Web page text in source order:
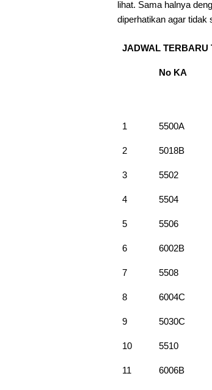
lihat. Sama halnya
diperhatikan agar tidak
JADWAL TERBARU
No KA
1 5500A
2 5018B
3 5502
4 5504
5 5506
6 6002B
7 5508
8 6004C
9 5030C
10 5510
11 6006B